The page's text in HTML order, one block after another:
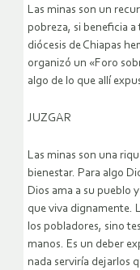
Las minas son un
pobreza, si beneficia
diócesis de Chiapas
organizó un «Foro
algo de lo que allí
JUZGAR
Las minas son una
bienestar. Para algo
Dios ama a su pueblo
que viva dignamente.
los pobladores, sino
manos. Es un deber
nada serviría dejarlos